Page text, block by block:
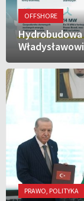
OFFSHORE
PRAWO, POLITYKA